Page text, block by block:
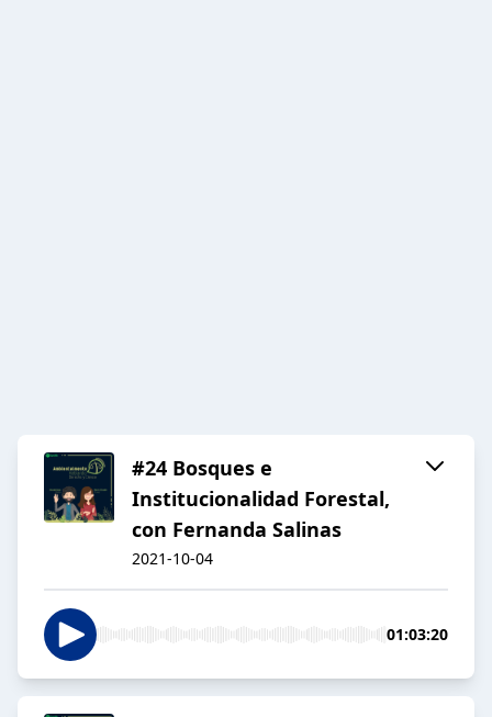
#24 Bosques e
Institucionalidad Forestal,
con Fernanda Salinas
2021-10-04
01:03:20